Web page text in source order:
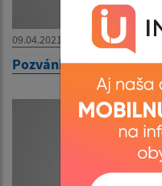
09.04.2021
Pozvánka OZ - Meghívó